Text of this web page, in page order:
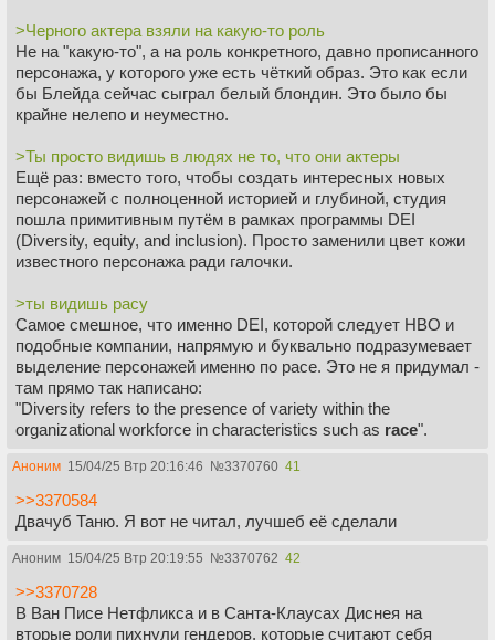
>Черного актера взяли на какую-то роль
Не на "какую-то", а на роль конкретного, давно прописанного
персонажа, у которого уже есть чёткий образ. Это как если
бы Блейда сейчас сыграл белый блондин. Это было бы
крайне нелепо и неуместно.
>Ты просто видишь в людях не то, что они актеры
Ещё раз: вместо того, чтобы создать интересных новых
персонажей с полноценной историей и глубиной, студия
пошла примитивным путём в рамках программы DEI
(Diversity, equity, and inclusion). Просто заменили цвет кожи
известного персонажа ради галочки.
>ты видишь расу
Самое смешное, что именно DEI, которой следует HBO и
подобные компании, напрямую и буквально подразумевает
выделение персонажей именно по расе. Это не я придумал -
там прямо так написано:
"Diversity refers to the presence of variety within the
organizational workforce in characteristics such as race".
Аноним 15/04/25 Втр 20:16:46 №3370760 41
>>3370584
Двачуб Таню. Я вот не читал, лучшеб её сделали
Аноним 15/04/25 Втр 20:19:55 №3370762 42
>>3370728
В Ван Писе Нетфликса и в Санта-Клаусах Диснея на
вторые роли пихнули гендеров, которые считают себя